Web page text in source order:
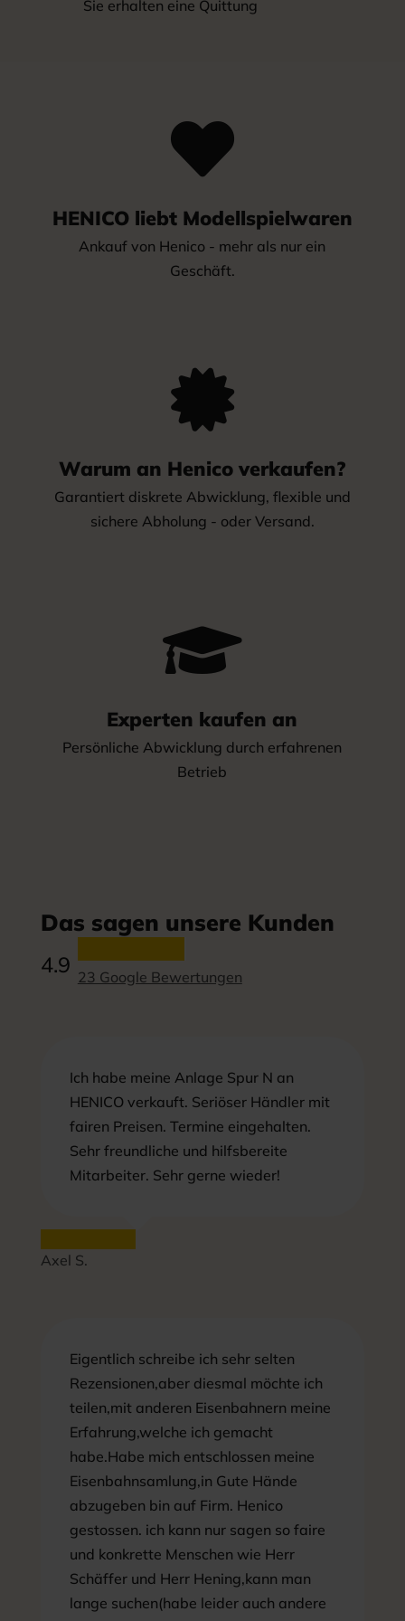
Sie erhalten eine Quittung

HENICO liebt Modellspielwaren
Ankauf von Henico - mehr als nur ein
Geschäft.

Warum an Henico verkaufen?
Garantiert diskrete Abwicklung, flexible und
sichere Abholung - oder Versand.

Experten kaufen an
Persönliche Abwicklung durch erfahrenen
Betrieb
Das sagen unsere Kunden
4.9 23 Google Bewertungen
Ich habe meine Anlage Spur N an
HENICO verkauft. Seriöser Händler mit
fairen Preisen. Termine eingehalten.
Sehr freundliche und hilfsbereite
Mitarbeiter. Sehr gerne wieder!
Axel S.
Eigentlich schreibe ich sehr selten
Rezensionen,aber diesmal möchte ich
teilen,mit anderen Eisenbahnern meine
Erfahrung,welche ich gemacht
habe.Habe mich entschlossen meine
Eisenbahnsamlung,in Gute Hände
abzugeben bin auf Firm. Henico
gestossen. ich kann nur sagen so faire
und konkrette Menschen wie Herr
Schäffer und Herr Hening,kann man
lange suchen(habe leider auch andere